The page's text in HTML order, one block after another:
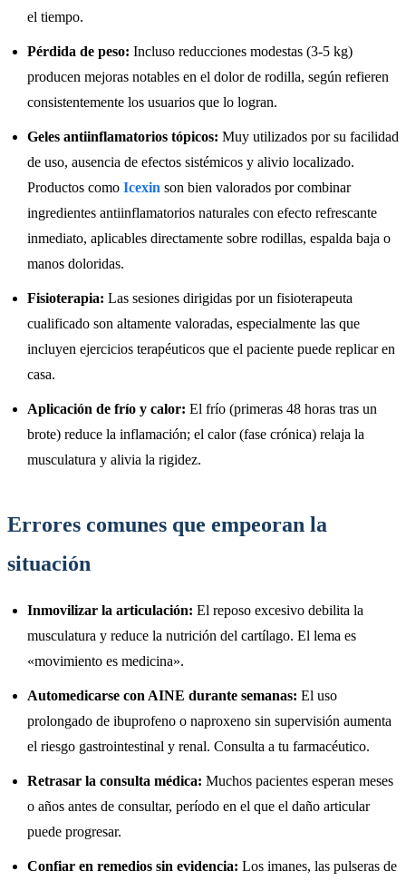
el tiempo.
Pérdida de peso: Incluso reducciones modestas (3-5 kg)
producen mejoras notables en el dolor de rodilla, según refieren
consistentemente los usuarios que lo logran.
Geles antiinflamatorios tópicos: Muy utilizados por su facilidad
de uso, ausencia de efectos sistémicos y alivio localizado.
Productos como Icexin son bien valorados por combinar
ingredientes antiinflamatorios naturales con efecto refrescante
inmediato, aplicables directamente sobre rodillas, espalda baja o
manos doloridas.
Fisioterapia: Las sesiones dirigidas por un fisioterapeuta
cualificado son altamente valoradas, especialmente las que
incluyen ejercicios terapéuticos que el paciente puede replicar en
casa.
Aplicación de frío y calor: El frío (primeras 48 horas tras un
brote) reduce la inflamación; el calor (fase crónica) relaja la
musculatura y alivia la rigidez.
Errores comunes que empeoran la
situación
Inmovilizar la articulación: El reposo excesivo debilita la
musculatura y reduce la nutrición del cartílago. El lema es
«movimiento es medicina».
Automedicarse con AINE durante semanas: El uso
prolongado de ibuprofeno o naproxeno sin supervisión aumenta
el riesgo gastrointestinal y renal. Consulta a tu farmacéutico.
Retrasar la consulta médica: Muchos pacientes esperan meses
o años antes de consultar, período en el que el daño articular
puede progresar.
Confiar en remedios sin evidencia: Los imanes, las pulseras de